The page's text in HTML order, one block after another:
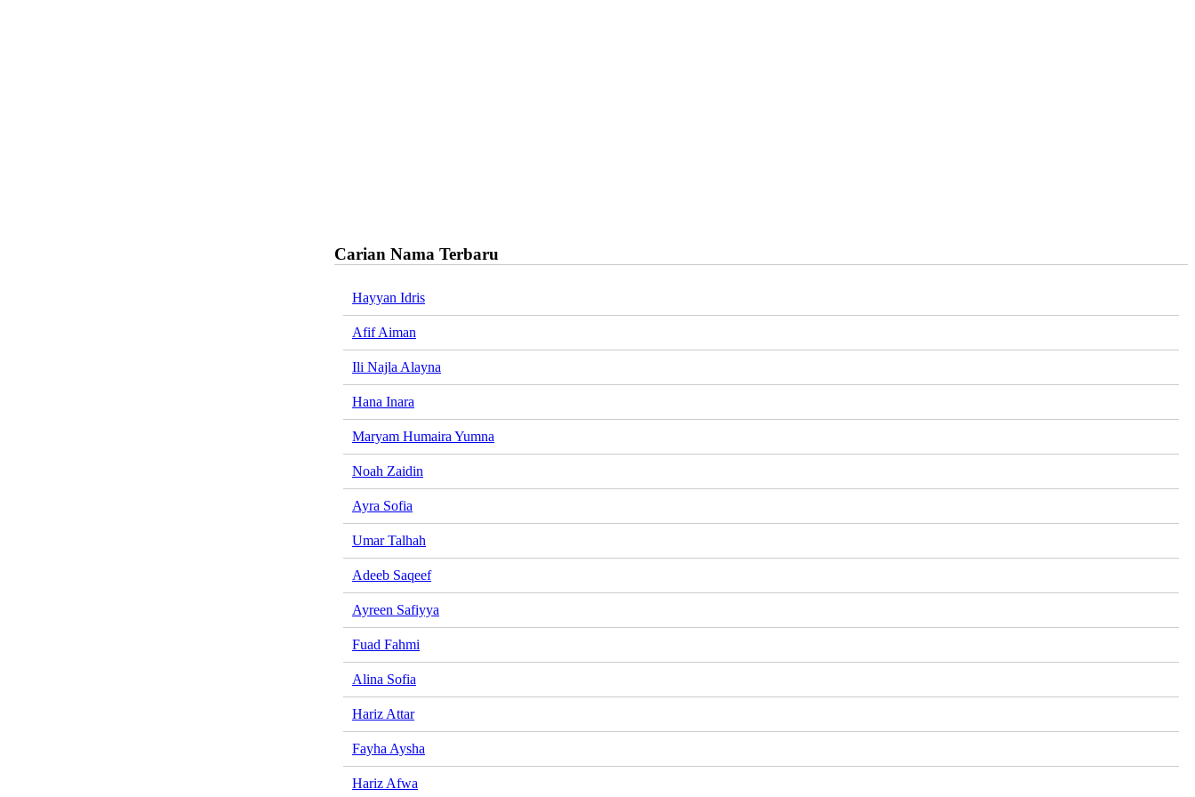
Carian Nama Terbaru
Hayyan Idris
Afif Aiman
Ili Najla Alayna
Hana Inara
Maryam Humaira Yumna
Noah Zaidin
Ayra Sofia
Umar Talhah
Adeeb Saqeef
Ayreen Safiyya
Fuad Fahmi
Alina Sofia
Hariz Attar
Fayha Aysha
Hariz Afwa